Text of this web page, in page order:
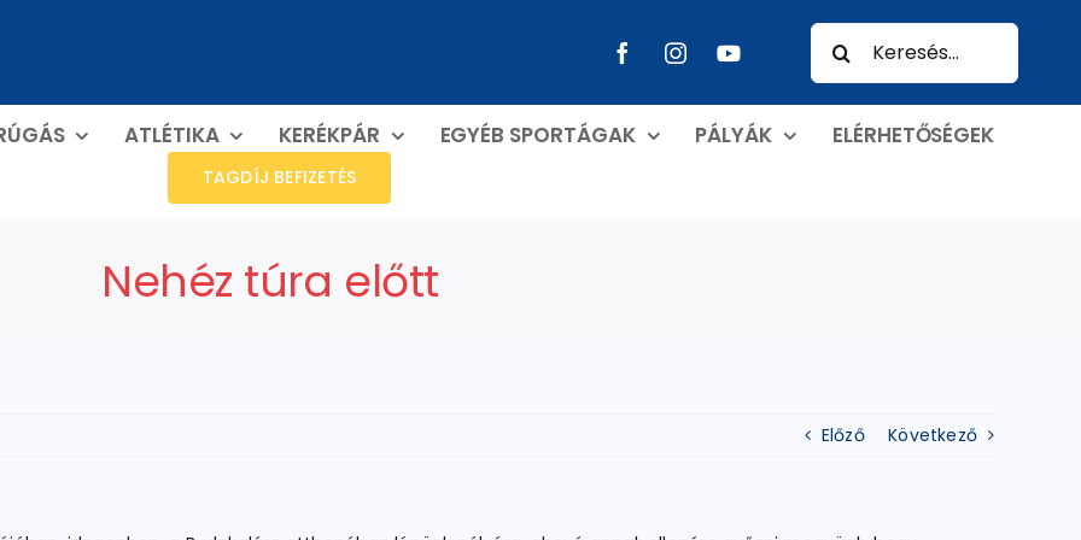
Keresés...
ATLÉTIKA KERÉKPÁR EGYÉB SPORTÁGAK PÁLYÁK ELÉRHETŐSÉGEK
TAGDÍJ BEFIZETÉS
Nehéz túra előtt
Előző Következő